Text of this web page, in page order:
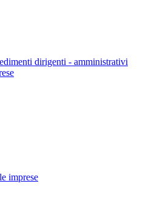
dirigenti - amministrativi
imprese